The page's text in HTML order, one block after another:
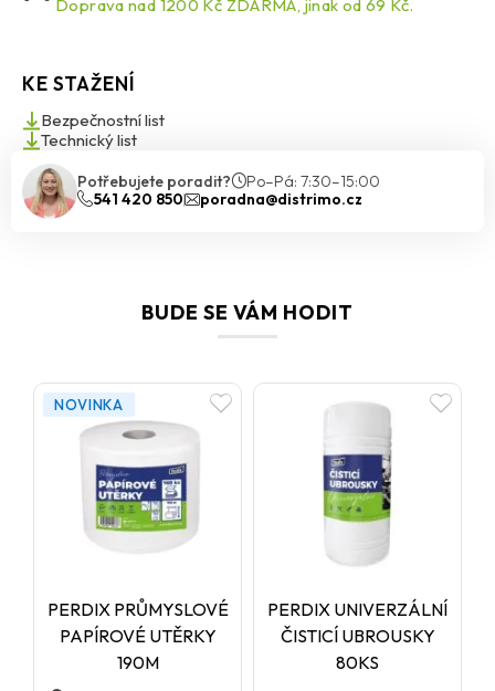
vzniku boulía zároveň brání tomu, aby se tmel lepil na
i nástroj přípravkem Perdix 215 a poté špachtlí nebo stěrkou
snadno upravíte a vytvarujete spáru
provést včas, ještě před začátkem tvrdnutí.
Výsledkem jerovnoměrná, hladká a estetická spára
zbytečné námahy.
Doprava nad 1200 Kč ZDARMA, jinak od 69 Kč.
KE STAŽENÍ
Bezpečnostní list
Technický list
Potřebujete poradit?
Po–Pá: 7:30–15:00
541 420 850
poradna@distrimo.cz
BUDE SE VÁM HODIT
NOVINKA
PERDIX PRŮMYSLOVÉ
PAPÍROVÉ UTĚRKY
190M
PERDIX UNIVERZÁLNÍ
ČISTICÍ UBROUSKY
80KS